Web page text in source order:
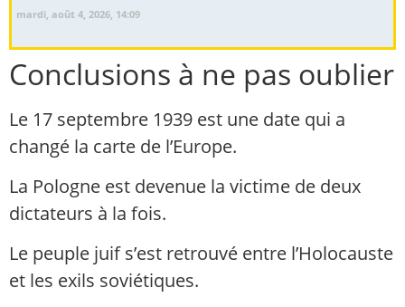
mardi, août 4, 2026, 14:09
Conclusions à ne pas oublier
Le 17 septembre 1939 est une date qui a
changé la carte de l’Europe.
La Pologne est devenue la victime de deux
dictateurs à la fois.
Le peuple juif s’est retrouvé entre l’Holocauste
et les exils soviétiques.